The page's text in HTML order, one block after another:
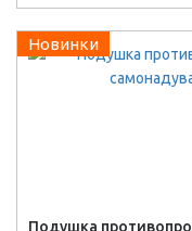
Новинки
Подушка